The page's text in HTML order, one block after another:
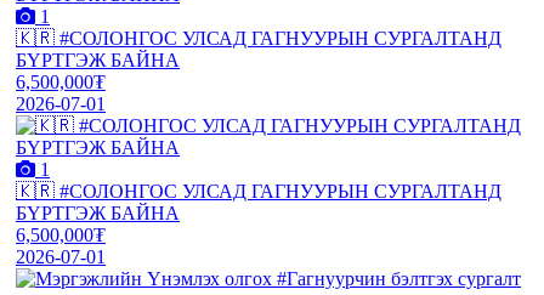
1
🇰🇷 #СОЛОНГОС УЛСАД ГАГНУУРЫН СУРГАЛТАНД
БҮРТГЭЖ БАЙНА
6,500,000₮
2026-07-01
1
🇰🇷 #СОЛОНГОС УЛСАД ГАГНУУРЫН СУРГАЛТАНД
БҮРТГЭЖ БАЙНА
6,500,000₮
2026-07-01